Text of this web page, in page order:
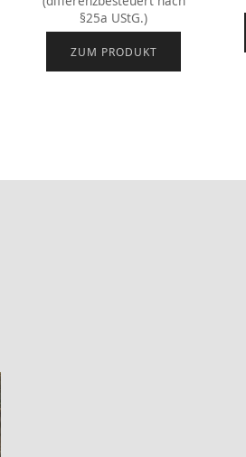
§25a UStG.)
ZUM PRODUKT